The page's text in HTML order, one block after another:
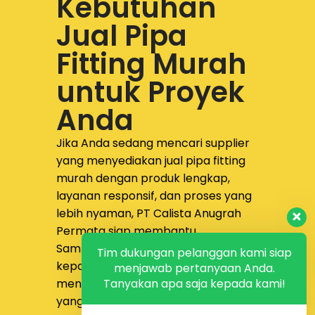
Jual Pipa
Fitting Murah
untuk Proyek
Anda
Jika Anda sedang mencari supplier
yang menyediakanjual pipa fitting
murah dengan produk lengkap,
layanan responsif, dan proses yang
lebih nyaman, PT Calista Anugrah
Permatasiap membantu.
Sampaikan kebutuhan proyek Anda
kepada tim kami untuk
mendapatkan solusi pengadaan
yang lebih tepat dan efisien.
Tim dukungan pelanggan kami siap
menjawab pertanyaan Anda.
Tanyakan apa saja kepada kami!